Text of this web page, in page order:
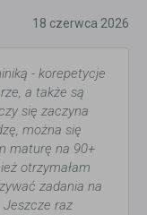
18 czerwca 2026
- korepetycje
a także są
się zaczyna
można się
maturę na 90+
otrzymałam
zadania na
raz